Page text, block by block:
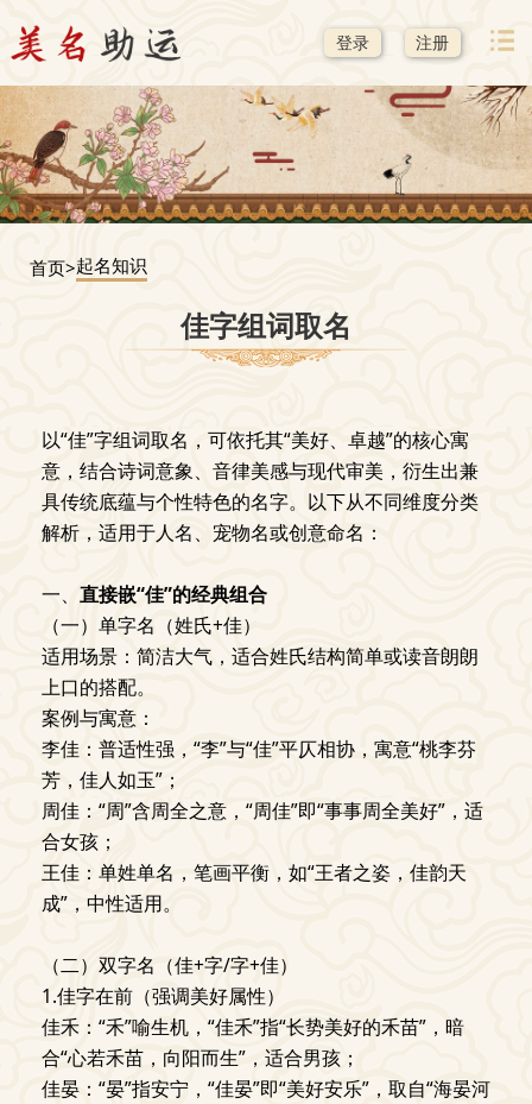
登录 注册
首页>起名知识
佳字组词取名
以“佳”字组词取名，可依托其“美好、卓越”的核心寓
意，结合诗词意象、音律美感与现代审美，衍生出兼
具传统底蕴与个性特色的名字。以下从不同维度分类
解析，适用于人名、宠物名或创意命名：
一、 直接嵌“佳”的经典组合
（一）单字名（姓氏+佳）
适用场景：简洁大气，适合姓氏结构简单或读音朗朗
上口的搭配。
案例与寓意：
李佳：普适性强，“李”与“佳”平仄相协，寓意“桃李芬
芳，佳人如玉”；
周佳：“周”含周全之意，“周佳”即“事事周全美好”，适
合女孩；
王佳：单姓单名，笔画平衡，如“王者之姿，佳韵天
成”，中性适用。
（二）双字名（佳+字/字+佳）
1.佳字在前（强调美好属性）
佳禾：“禾”喻生机，“佳禾”指“长势美好的禾苗”，暗
合“心若禾苗，向阳而生”，适合男孩；
佳晏：“晏”指安宁，“佳晏”即“美好安乐”，取自“海晏河